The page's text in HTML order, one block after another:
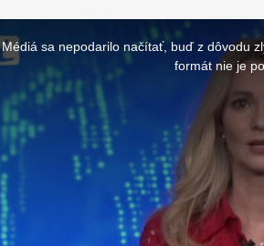
Médiá sa nepodarilo načítať, buď z dôvodu
formát nie je